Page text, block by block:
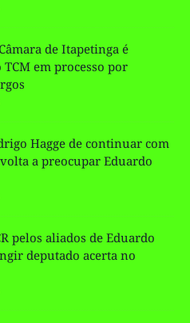
de Itapetinga é
em processo por
Hagge de continuar com
a preocupar Eduardo
pelos aliados de Eduardo
deputado acerta no